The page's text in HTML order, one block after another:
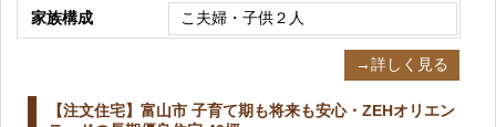
家族構成
こ夫婦・子供２人
→詳しく見る
【注文住宅】富山市 子育て期も将来も安心・ZEHオリエン